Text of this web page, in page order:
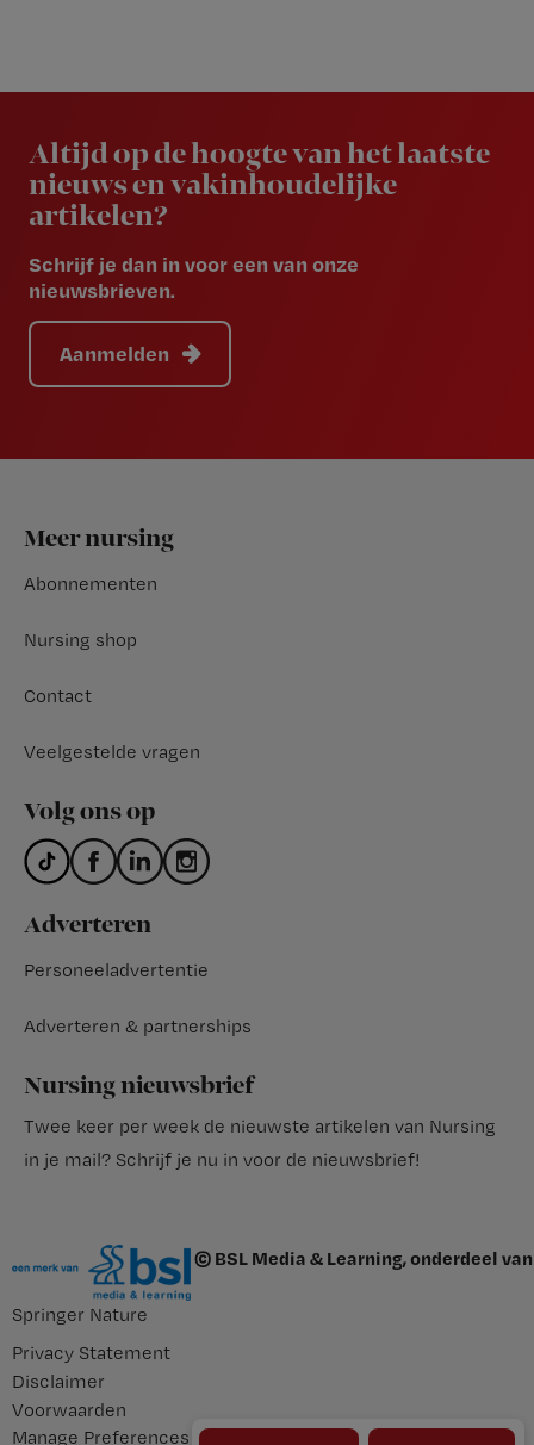
Altijd op de hoogte van het laatste
nieuws en vakinhoudelijke
artikelen?
Schrijf je dan in voor een van onze
nieuwsbrieven.
Aanmelden
Footer
Meer nursing
Abonnementen
Nursing shop
Contact
Veelgestelde vragen
Volg ons op
Adverteren
Personeeladvertentie
Adverteren & partnerships
Nursing nieuwsbrief
Twee keer per week de nieuwste artikelen van Nursing
in je mail? Schrijf je nu in voor de nieuwsbrief!
© BSL Media & Learning, onderdeel van
Springer Nature
Privacy Statement
Disclaimer
Voorwaarden
Manage Preferences